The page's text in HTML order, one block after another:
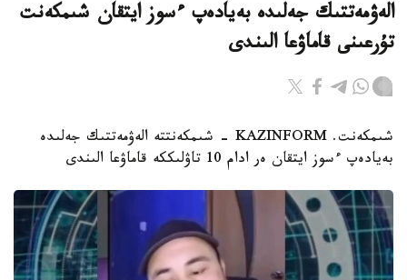
الەۋمەتتىك جەلىدە بەيادەپ ءسوز ايتقان شىمكەنت
تۇرعىنى قاماۋعا الىندى
شىمكەنت. KAZINFORM - شىمكەنتتە الەۋمەتتىك جەلىدە
بەيادەپ ءسوز ايتقان ەر ادام 10 تاۋلىككە قاماۋعا الىندى